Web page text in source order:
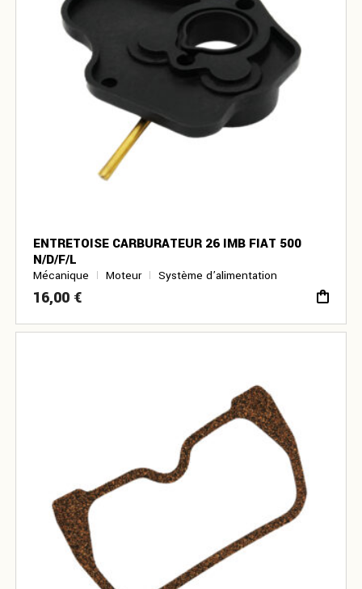
ENTRETOISE CARBURATEUR 26 IMB FIAT 500
N/D/F/L
Mécanique Moteur Système d’alimentation
16,00 €